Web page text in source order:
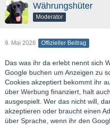
Währungshüter
Moderator
9. Mai 2026 Offizieller Beitrag
Das was ihr da erlebt nennt sich
Google buchen um Anzeigen zu
Cookies akzeptiert bekommt ihr
über Werbung finanziert, halt
ausgespielt. Wer das nicht will,
akzeptieren oder braucht einen
über Sprache, wenn ihr den